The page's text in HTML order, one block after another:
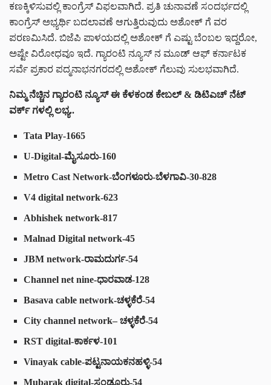
ಕಣಕ್ಕಿಳಿಸುವಲ್ಲಿ ಕಾಂಗ್ರೆಸ್ ವಿಫಲವಾಗಿದೆ. ಪ್ರತಿ ಚುನಾವಣೆ ಸಂದರ್ಭದಲ್ಲಿ
ಕಾಂಗ್ರೆಸ್ ಅಭ್ಯರ್ಥಿ ಬದಲಾವಣೆ ಆಗುತ್ತಿರುವುದು ಅಶೋಕ್ ಗೆ ವರ
ಪರಣಮಿಸಿದೆ. ಬಿಜೆಪಿ ಪಾಳಯದಲ್ಲಿ ಅಶೋಕ್ ಗೆ ಎಷ್ಟು ಬೆಂಬಲ ಇದ್ದರೋ,
ಅಷ್ಟೇ ವಿರೋಧವೂ ಇದೆ. ಗ್ಯಾರಂಟಿ ನ್ಯೂಸ್ ನ ಮೂಡ್ ಆಫ್ ಕರ್ನಾಟಕ
ಸರ್ವೆ ಪ್ರಕಾರ ಪದ್ಮನಾಭನಗರದಲ್ಲಿ ಅಶೋಕ್ ಗೆಲುವು ಸುಲಭವಾಗಿದೆ.
ನಿಮ್ಮ ನೆಚ್ಚಿನ ಗ್ಯಾರಂಟಿ ನ್ಯೂಸ್ ಈ ಕೆಳಕಂಡ ಕೇಬಲ್ & ಡಿಟಿಎಚ್ ನೆಟ್
ವರ್ಕ್ ಗಳಲ್ಲಿ ಲಭ್ಯ..
Tata Play-1665
U-Digital-ಮೈಸೂರು-160
Metro Cast Network-ಬೆಂಗಳೂರು-ಬೆಳಗಾವಿ-30-828
V4 digital network-623
Abhishek network-817
Malnad Digital network-45
JBM network-ರಾಮದುರ್ಗ-54
Channel net nine-ಧಾರವಾಡ-128
Basava cable network-ಚಳ್ಳಕೆರೆ-54
City channel network– ಚಳ್ಳಕೆರೆ-54
RST digital-ಕಾರ್ಕಳ-101
Vinayak cable-ಪಟ್ಟನಾಯಕನಹಳ್ಳಿ-54
Mubarak digital-ಸಂಡೂರು-54